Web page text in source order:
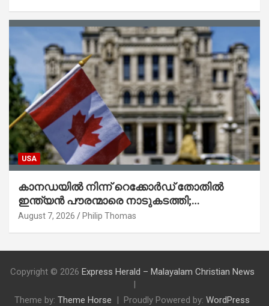
USA
കാനഡയിൽ നിന്ന് റെക്കോർഡ് തോതിൽ
ഇന്ത്യൻ പൗരന്മാരെ നാടുകടത്തി;
ആറുമാസത്തിനിടെ 3,323 പേർ
August 7, 2026 Philip Thomas
Copyright © 2026 Express Herald – Malayalam Christian News
Theme by: Theme Horse Proudly Powered by: WordPress